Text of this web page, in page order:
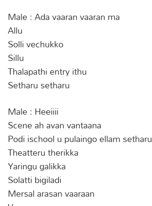
Male : Ada vaaran vaaran ma
Allu
Solli vechukko
Sillu
Thalapathi entry ithu
Setharu setharu
Male : Heeiiii
Scene ah avan vantaana
Podi ischool u pulaingo ellam setharu
Theatteru therikka
Yaringu galikka
Solatti bigiladi
Mersal arasan vaaraan